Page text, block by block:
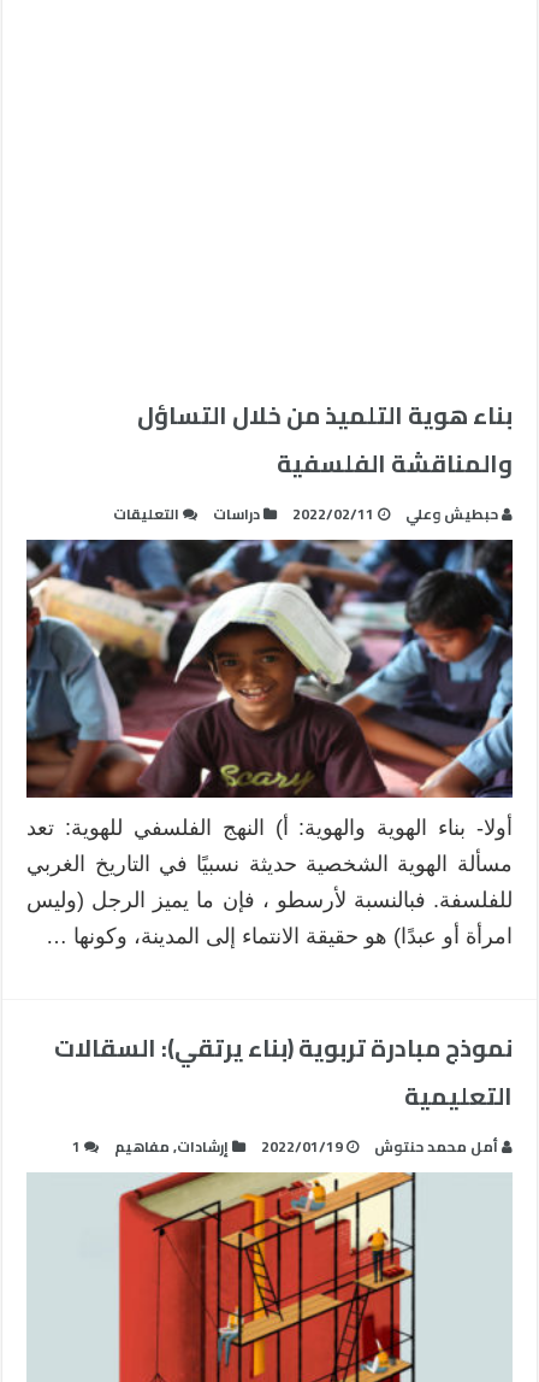
بناء هوية التلميذ من خلال التساؤل
والمناقشة الفلسفية
حبطيش وعلي 2022/02/11 دراسات التعليقات
بناء
هوية
التلميذ
من
خلال
التساؤل
والمناقشة
الفلسفية
مغلقة
أولا- بناء الهوية والهوية: أ) النهج الفلسفي للهوية: تعد
مسألة الهوية الشخصية حديثة نسبيًا في التاريخ الغربي
للفلسفة. فبالنسبة لأرسطو ، فإن ما يميز الرجل (وليس
امرأة أو عبدًا) هو حقيقة الانتماء إلى المدينة، وكونها …
نموذج مبادرة تربوية (بناء يرتقي): السقالات
التعليمية
أمل محمد حنتوش 2022/01/19 إرشادات,مفاهيم 1